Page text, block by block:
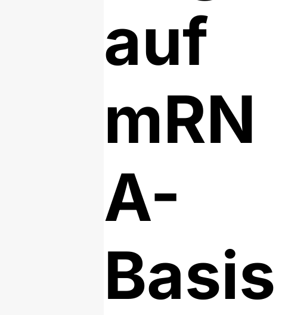
auf
mRN
A-
Basis